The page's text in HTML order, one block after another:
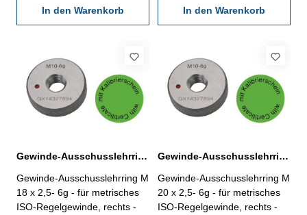
In den Warenkorb In den Warenkorb
Gewinde-Ausschusslehrring M 18 x 2,5- 6g DIN 13
Gewinde-Ausschusslehrring M
18 x 2,5- 6g - für metrisches
ISO-Regelgewinde, rechts -
Gewinde-Ausschusslehrring M 20 x 2,5- 6g DIN 13
Gewinde-Ausschusslehrring M
20 x 2,5- 6g - für metrisches
ISO-Regelgewinde, rechts -